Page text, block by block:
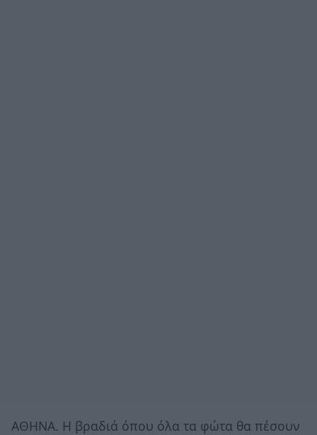
ΑΘΗΝΑ. Η βραδιά όπου όλα τα φώτα θα πέσουν